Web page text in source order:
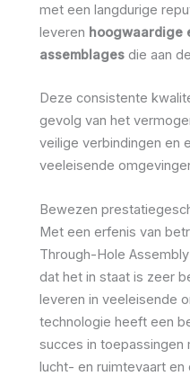
met een langdurige
leveren hoogwaardige
assemblages die aan
Deze consistente
gevolg van het
veilige verbindingen en
veeleisende
Bewezen
Met een erfenis van
Through-Hole
dat het in staat is zeer
leveren in veeleisende
technologie heeft een
succes in
lucht- en ruimtevaart